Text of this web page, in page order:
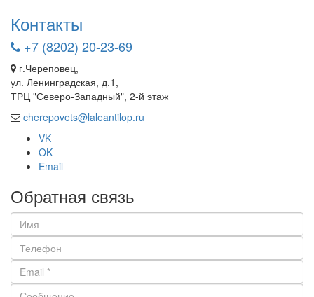
Контакты
+7 (8202) 20-23-69
г.Череповец,
ул. Ленинградская, д.1,
ТРЦ "Северо-Западный", 2-й этаж
cherepovets@laleantilop.ru
VK
OK
Email
Обратная связь